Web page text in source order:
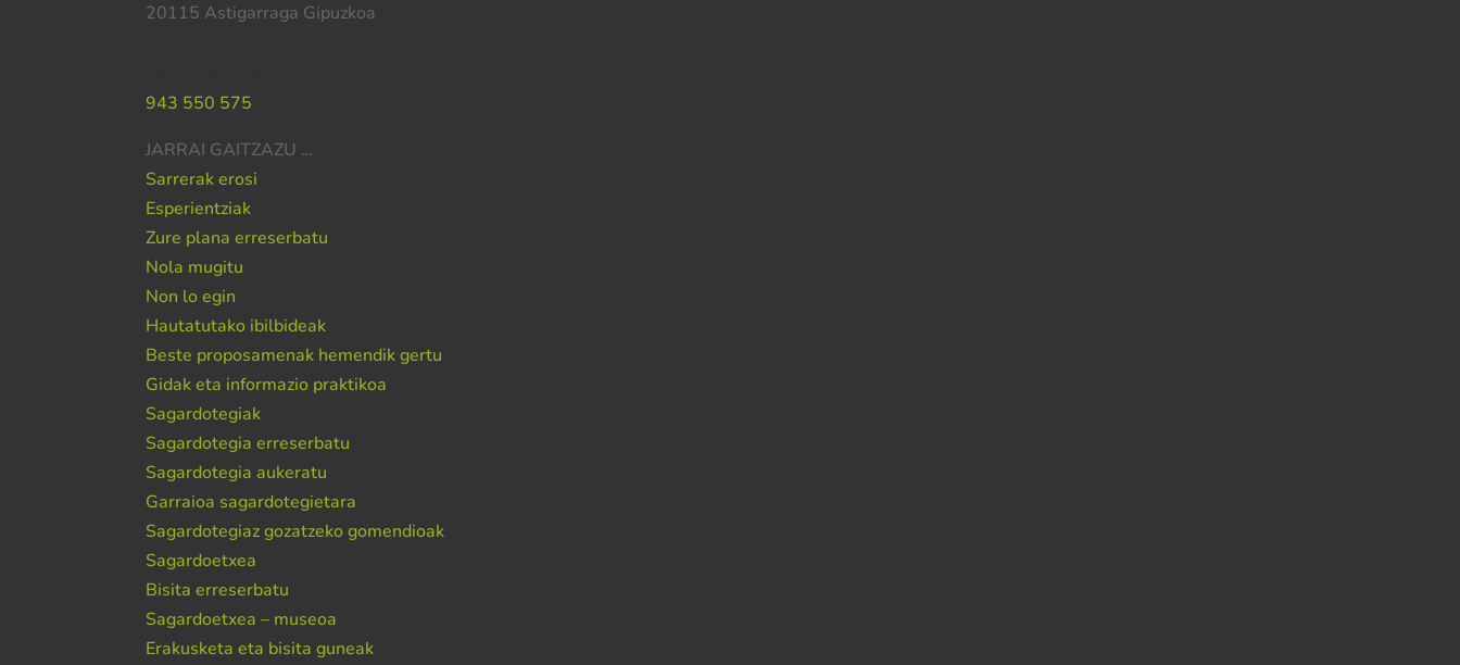
20115 Astigarraga Gipuzkoa
943 550 575
JARRAI GAITZAZU …
Sarrerak erosi
Esperientziak
Zure plana erreserbatu
Nola mugitu
Non lo egin
Hautatutako ibilbideak
Beste proposamenak hemendik gertu
Gidak eta informazio praktikoa
Sagardotegiak
Sagardotegia erreserbatu
Sagardotegia aukeratu
Garraioa sagardotegietara
Sagardotegiaz gozatzeko gomendioak
Sagardoetxea
Bisita erreserbatu
Sagardoetxea – museoa
Erakusketa eta bisita guneak